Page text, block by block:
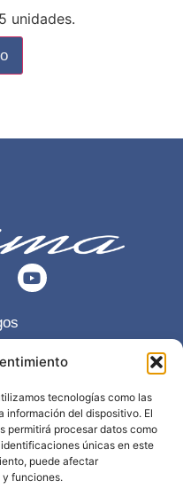
tecnologías como las
información del dispositivo. El
permitirá procesar datos como
únicas en este
puede afectar
funciones.
unidades.